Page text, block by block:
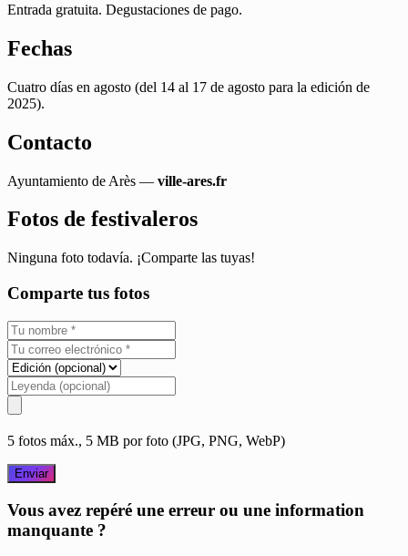
Entrada gratuita. Degustaciones de pago.
Fechas
Cuatro días en agosto (del 14 al 17 de agosto para la edición de
2025).
Contacto
Ayuntamiento de Arès — ville-ares.fr
Fotos de festivaleros
Ninguna foto todavía. ¡Comparte las tuyas!
Comparte tus fotos
5 fotos máx., 5 MB por foto (JPG, PNG, WebP)
Enviar
Vous avez repéré une erreur ou une information
manquante ?